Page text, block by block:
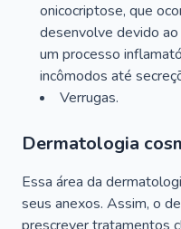
onicocriptose, que
desenvolve devido
um processo
incômodos até
Verrugas.
Dermatologia
Essa área da
seus anexos. Assim, o